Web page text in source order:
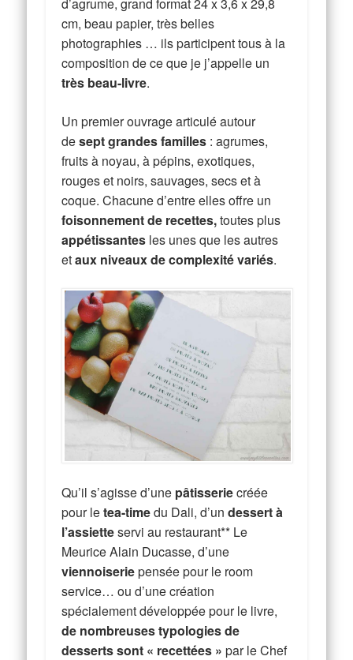
cm, beau papier, très belles
photographies … ils participent tous à la
composition de ce que je j’appelle un
très beau-livre.
Un premier ouvrage articulé autour
desept grandes familles : agrumes,
fruits à noyau, à pépins, exotiques,
rouges et noirs, sauvages, secs et à
coque. Chacune d’entre elles offre un
foisonnement de recettes,toutes plus
appétissantes les unes que les autres
etaux niveaux de complexité variés.
Qu’il s’agisse d’une pâtisseriecréée
pour letea-timedu Dali, d’undessert à
l’assietteservi au restaurant** Le
Meurice Alain Ducasse, d’une
viennoiseriepensée pour le room
service… ou d’une création
spécialement développée pour le livre,
de nombreuses typologies de
desserts sont « recettées »par le Chef